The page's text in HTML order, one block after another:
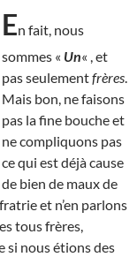
En fait, nous
sommes « Un« , et
pas seulementfrères
Mais bon, ne faisons
pas la fine bouche et
ne compliquons pas
ce qui est déjà cause
de bien de maux de
et n’en parlons
tous frères,
nous étions des